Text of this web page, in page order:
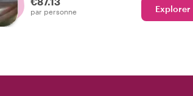
envies de saveurs authentiques et
d'expériences locales.
par personne Explorer